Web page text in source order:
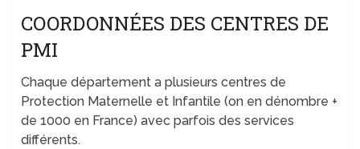
COORDONNÉES DES CENTRES DE
PMI
Chaque département a plusieurs centres de
Protection Maternelle et Infantile (on en dénombre +
de 1000 en France) avec parfois des services
différents.